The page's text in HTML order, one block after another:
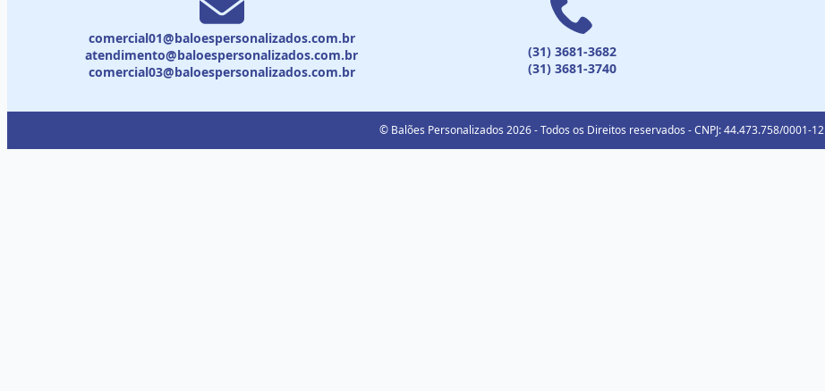
comercial01@baloespersonalizados.com.br
atendimento@baloespersonalizados.com.br
comercial03@baloespersonalizados.com.br
(31) 3681-3682
(31) 3681-3740
© Balões Personalizados 2026 - Todos os Direitos reservados - CNPJ: 44.473.758/0001-12